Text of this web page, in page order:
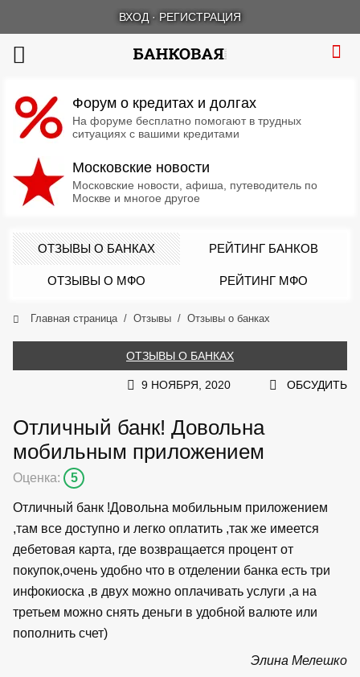
ВХОД · РЕГИСТРАЦИЯ
Форум о кредитах и долгах
На форуме бесплатно помогают в трудных
ситуациях с вашими кредитами
Московские новости
Московские новости, афиша, путеводитель по
Москве и многое другое
ОТЗЫВЫ О БАНКАХ РЕЙТИНГ БАНКОВ
ОТЗЫВЫ О МФО РЕЙТИНГ МФО
Главная страница Отзывы Отзывы о банках
ОТЗЫВЫ О БАНКАХ
9 НОЯБРЯ, 2020 ОБСУДИТЬ
Отличный банк! Довольна
мобильным приложением
Оценка: 5
Отличный банк !Довольна мобильным приложением
,там все доступно и легко оплатить ,так же имеется
дебетовая карта, где возвращается процент от
покупок,очень удобно что в отделении банка есть три
инфокиоска ,в двух можно оплачивать услуги ,а на
третьем можно снять деньги в удобной валюте или
пополнить счет)
Элина Мелешко